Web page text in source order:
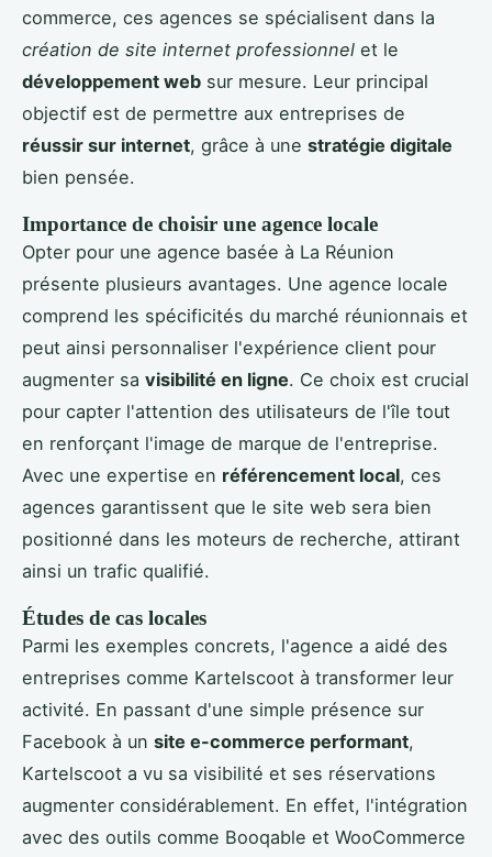
commerce, ces agences se spécialisent dans la
création de site internet professionnel et le
développement web sur mesure. Leur principal
objectif est de permettre aux entreprises de
réussir sur internet, grâce à une stratégie digitale
bien pensée.
Importance de choisir une agence locale
Opter pour une agence basée à La Réunion
présente plusieurs avantages. Une agence locale
comprend les spécificités du marché réunionnais et
peut ainsi personnaliser l'expérience client pour
augmenter sa visibilité en ligne. Ce choix est crucial
pour capter l'attention des utilisateurs de l'île tout
en renforçant l'image de marque de l'entreprise.
Avec une expertise en référencement local, ces
agences garantissent que le site web sera bien
positionné dans les moteurs de recherche, attirant
ainsi un trafic qualifié.
Études de cas locales
Parmi les exemples concrets, l'agence a aidé des
entreprises comme Kartelscoot à transformer leur
activité. En passant d'une simple présence sur
Facebook à un site e-commerce performant,
Kartelscoot a vu sa visibilité et ses réservations
augmenter considérablement. En effet, l'intégration
avec des outils comme Booqable et WooCommerce